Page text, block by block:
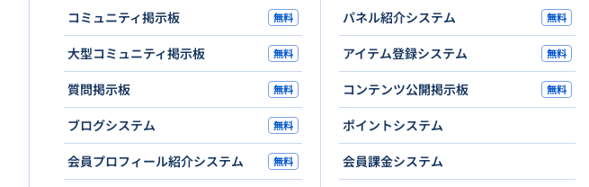
コミュニティ掲示板 無料
大型コミュニティ掲示板 無料
質問掲示板 無料
ブログシステム 無料
会員プロフィール紹介システム 無料
パネル紹介システム 無料
アイテム登録システム 無料
コンテンツ公開掲示板 無料
ポイントシステム
会員課金システム